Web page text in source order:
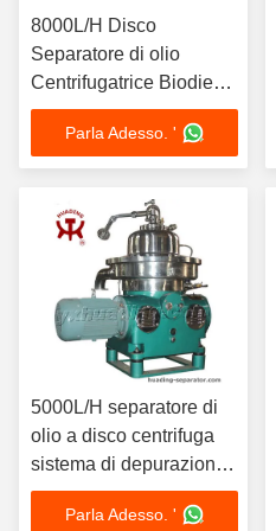
8000L/H Disco
Separatore di olio
Centrifugatrice Biodiesel
Glicerina Separazione
con motore da 11kW
SS316L 440V Scarica
Parla Adesso. '
5000L/H separatore di
olio a disco centrifuga
sistema di depurazione
dell'olio lubrificante
7.5kW Motore con
Parla Adesso. '